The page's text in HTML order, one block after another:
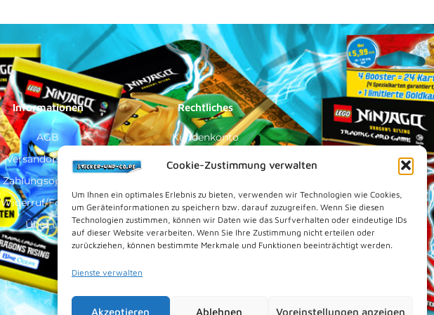
Cookie-Zustimmung verwalten
Um Ihnen ein optimales Erlebnis zu bieten, verwenden wir Technologien wie Cookies,
um Geräteinformationen zu speichern bzw. darauf zuzugreifen. Wenn Sie diesen
Technologien zustimmen, können wir Daten wie das Surfverhalten oder eindeutige IDs
auf dieser Website verarbeiten. Wenn Sie Ihre Zustimmung nicht erteilen oder
zurückziehen, können bestimmte Merkmale und Funktionen beeinträchtigt werden.
Dienste verwalten
Akzeptieren Ablehnen Voreinstellungen anzeigen
Informationen
AGB
Versandoptionen
Zahlungsoptionen
Widerruf/Formular
Über Uns
Rechtliches
Kundenkonto
Impressum
Cookies (EU)
Vertrag widerrufen
Kontakt